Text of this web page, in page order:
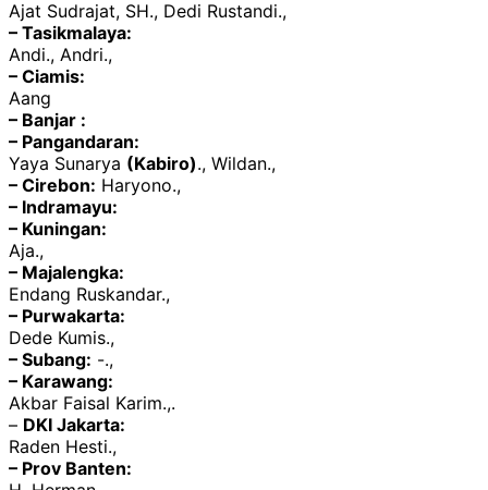
Ajat Sudrajat, SH., Dedi Rustandi.,
– Tasikmalaya:
Andi., Andri.,
– Ciamis:
Aang
– Banjar :
– Pangandaran:
Yaya Sunarya (Kabiro)., Wildan.,
– Cirebon: Haryono.,
– Indramayu:
– Kuningan:
Aja.,
– Majalengka:
Endang Ruskandar.,
– Purwakarta:
Dede Kumis.,
– Subang: -.,
– Karawang:
Akbar Faisal Karim.,.
– DKI Jakarta:
Raden Hesti.,
– Prov Banten: